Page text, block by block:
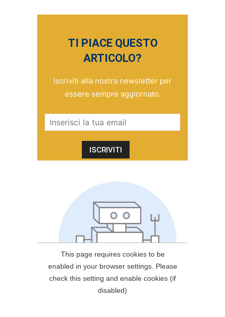
TI PIACE QUESTO
ARTICOLO?
Iscriviti alla nostra newsletter per
essere sempre aggiornato.